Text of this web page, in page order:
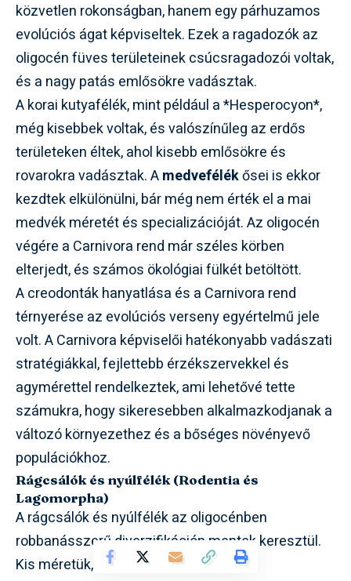
közvetlen rokonságban, hanem egy párhuzamos
evolúciós ágat képviseltek. Ezek a ragadozók az
oligocén füves területeinek csúcsragadozói voltak,
és a nagy patás emlősökre vadásztak.
A korai kutyafélék, mint például a *Hesperocyon*,
még kisebbek voltak, és valószínűleg az erdős
területeken éltek, ahol kisebb emlősökre és
rovarokra vadásztak. Amedvefélékősei is ekkor
kezdtek elkülönülni, bár még nem érték el a mai
medvék méretét és specializációját. Az oligocén
végére a Carnivora rend már széles körben
elterjedt, és számos ökológiai fülkét betöltött.
A creodonták hanyatlása és a Carnivora rend
térnyerése az evolúciós verseny egyértelmű jele
volt. A Carnivora képviselői hatékonyabb vadászati
stratégiákkal, fejlettebb érzékszervekkel és
agymérettel rendelkeztek, ami lehetővé tette
számukra, hogy sikeresebben alkalmazkodjanak a
változó környezethez és a bőséges növényevő
populációkhoz.
Rágcsálók és nyúlfélék (Rodentia és
Lagomorpha)
A rágcsálók és nyúlfélék az oligocénben
robbanásszerű diverzifikáción mentek keresztül.
Kis méretük, gyors szaporodásuk és